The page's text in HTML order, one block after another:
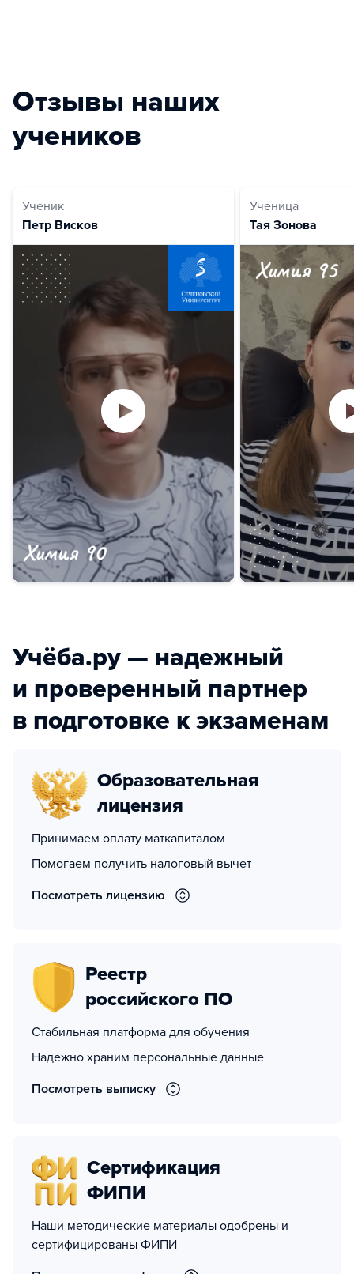
Отзывы наших
учеников
Ученик
Петр Висков
Ученица
Тая Зонова
Учёба.ру — надежный
и проверенный партнер
в подготовке к экзаменам
Образовательная
лицензия
Принимаем оплату маткапиталом
Помогаем получить налоговый вычет
Посмотреть лицензию
Реестр
российского ПО
Стабильная платформа для обучения
Надежно храним персональные данные
Посмотреть выписку
Сертификация
ФИПИ
Наши методические материалы одобрены и
сертифицированы ФИПИ